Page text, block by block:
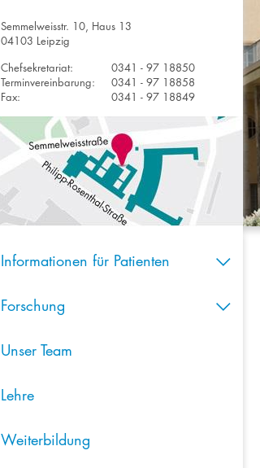
Semmelweisstr. 10, Haus 13
04103 Leipzig
Chefsekretariat:
0341 - 97 18850
Terminvereinbarung:
0341 - 97 18858
Fax:
0341 - 97 18849
Informationen für Patienten
Forschung
Unser Team
Lehre
Weiterbildung